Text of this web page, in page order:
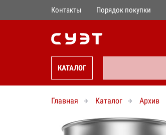
Контакты Порядок покупки
КАТАЛОГ
Главная Каталог Архив